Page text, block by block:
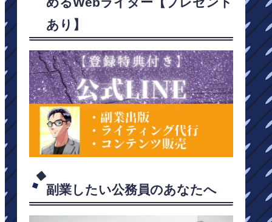
あり】
副業したい公務員のあなたへ